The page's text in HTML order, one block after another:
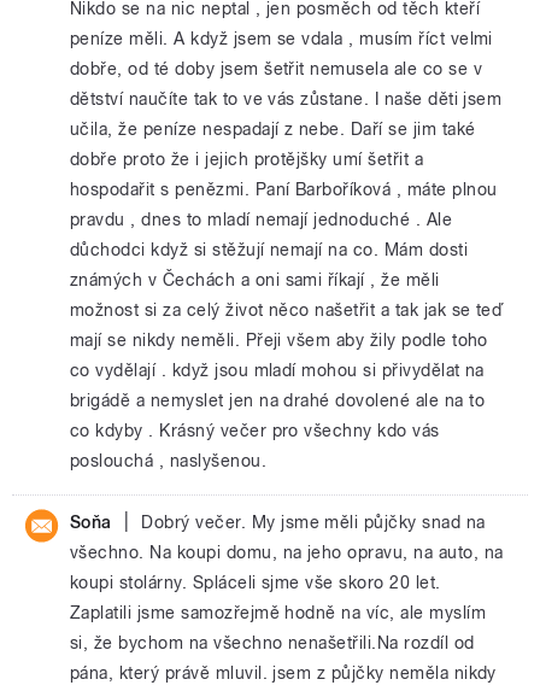
Nikdo se na nic neptal , jen posměch od těch kteří
peníze měli. A když jsem se vdala , musím říct velmi
dobře, od té doby jsem šetřit nemusela ale co se v
dětství naučíte tak to ve vás zůstane. I naše děti jsem
učila, že peníze nespadají z nebe. Daří se jim také
dobře proto že i jejich protějšky umí šetřit a
hospodařit s penězmi. Paní Barboříková , máte plnou
pravdu , dnes to mladí nemají jednoduché . Ale
důchodci když si stěžují nemají na co. Mám dosti
známých v Čechách a oni sami říkají , že měli
možnost si za celý život něco našetřit a tak jak se teď
mají se nikdy neměli. Přeji všem aby žily podle toho
co vydělají . když jsou mladí mohou si přivydělat na
brigádě a nemyslet jen na drahé dovolené ale na to
co kdyby . Krásný večer pro všechny kdo vás
poslouchá , naslyšenou.
Soňa
Dobrý večer. My jsme měli půjčky snad na
všechno. Na koupi domu, na jeho opravu, na auto, na
koupi stolárny. Spláceli sjme vše skoro 20 let.
Zaplatili jsme samozřejmě hodně na víc, ale myslím
si, že bychom na všechno nenašetřili.Na rozdíl od
pána, který právě mluvil. jsem z půjčky neměla nikdy